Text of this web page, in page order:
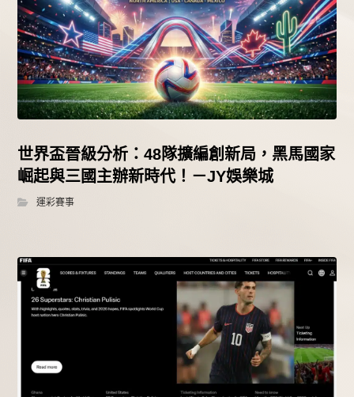
世界盃晉級分析：48隊擴編創新局，黑馬國家
崛起與三國主辦新時代！－JY娛樂城
運彩賽事